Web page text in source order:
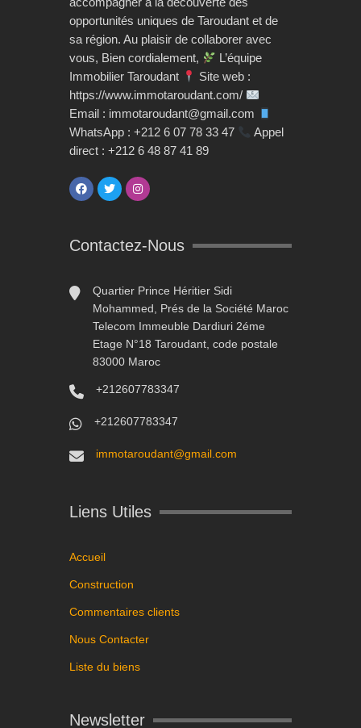
opportunités uniques de Taroudant et de
sa région. Au plaisir de collaborer avec
vous, Bien cordialement,
L’équipe
Immobilier Taroudant
Site web :
https://www.immotaroudant.com/
Email : immotaroudant@gmail.com
WhatsApp : +212 6 07 78 33 47
Appel
direct : +212 6 48 87 41 89
Contactez-Nous
Quartier Prince Héritier Sidi
Mohammed, Prés de la Société Maroc
Telecom Immeuble Dardiuri 2éme
Etage N°18 Taroudant, code postale
83000 Maroc
+212607783347
+212607783347
immotaroudant@gmail.com
Liens Utiles
Accueil
Construction
Commentaires clients
Nous Contacter
Liste du biens
Newsletter